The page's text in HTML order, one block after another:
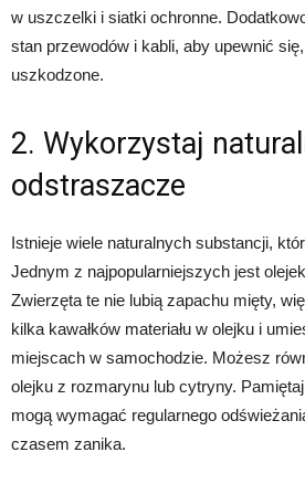
w uszczelki i siatki ochronne.
stan przewodów i kabli, aby upewnić
uszkodzone.
2. Wykorzystaj
odstraszacze
Istnieje wiele naturalnych substancji,
Jednym z najpopularniejszych jest
Zwierzęta te nie lubią zapachu mięty,
kilka kawałków materiału w olejku i
miejscach w samochodzie. Możesz
olejku z rozmarynu lub cytryny.
mogą wymagać regularnego
czasem zanika.